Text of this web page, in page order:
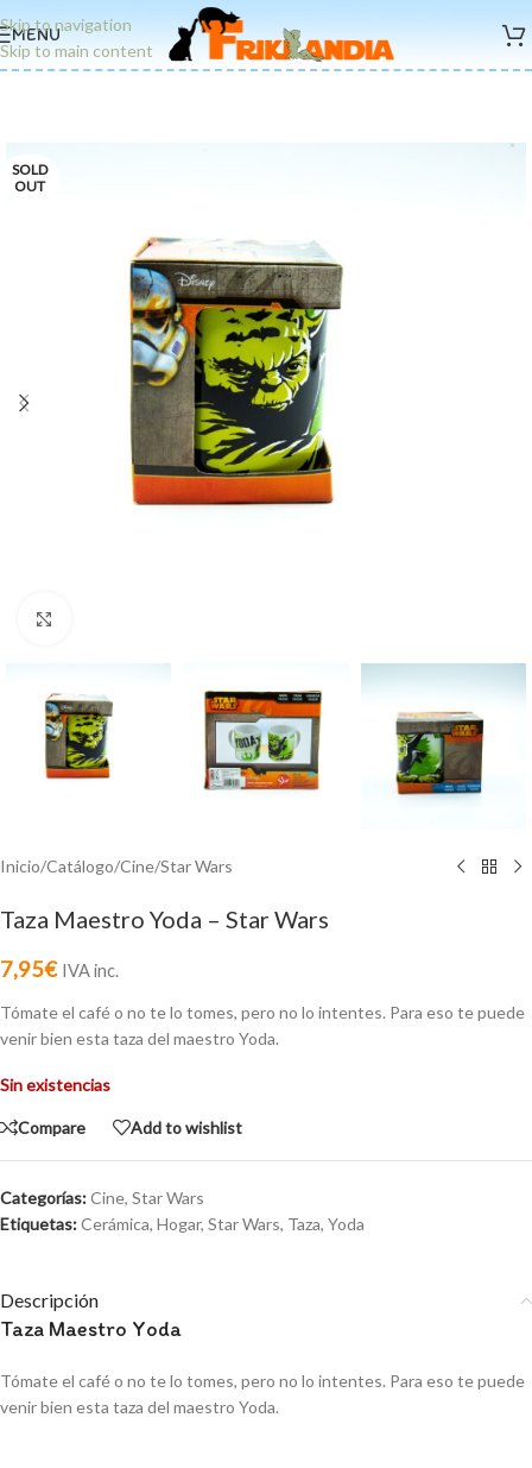
Skip to navigation
Skip to main content
MENU
SOLD
OUT
Inicio/Catálogo/Cine/Star Wars
Taza Maestro Yoda – Star Wars
7,95€ IVA inc.
Tómate el café o no te lo tomes, pero no lo intentes. Para eso te puede
venir bien esta taza del maestro Yoda.
Sin existencias
Compare Add to wishlist
Categorías:Cine, Star Wars
Etiquetas:Cerámica, Hogar, Star Wars, Taza, Yoda
Descripción
Taza Maestro Yoda
Tómate el café o no te lo tomes, pero no lo intentes. Para eso te puede
venir bien esta taza del maestro Yoda.